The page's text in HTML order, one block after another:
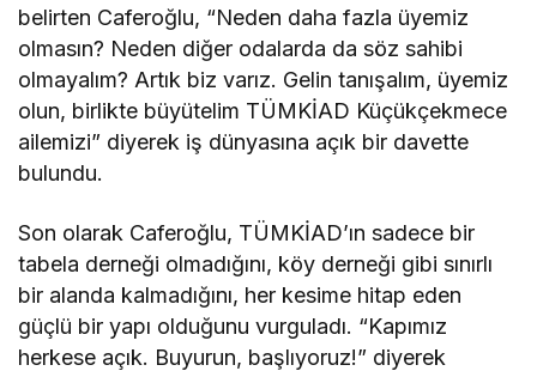
belirten Caferoğlu, “Neden daha fazla üyemiz
olmasın? Neden diğer odalarda da söz sahibi
olmayalım? Artık biz varız. Gelin tanışalım, üyemiz
olun, birlikte büyütelim TÜMKİAD Küçükçekmece
ailemizi” diyerek iş dünyasına açık bir davette
bulundu.
Son olarak Caferoğlu, TÜMKİAD’ın sadece bir
tabela derneği olmadığını, köy derneği gibi sınırlı
bir alanda kalmadığını, her kesime hitap eden
güçlü bir yapı olduğunu vurguladı. “Kapımız
herkese açık. Buyurun, başlıyoruz!” diyerek